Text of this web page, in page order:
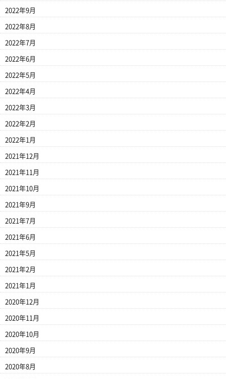
2022年9月
2022年8月
2022年7月
2022年6月
2022年5月
2022年4月
2022年3月
2022年2月
2022年1月
2021年12月
2021年11月
2021年10月
2021年9月
2021年7月
2021年6月
2021年5月
2021年2月
2021年1月
2020年12月
2020年11月
2020年10月
2020年9月
2020年8月